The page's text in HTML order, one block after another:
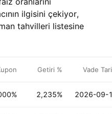
ilgisini çekiyor,
tahvilleri listesine
Getiri % Vade
2,235% 2026-09-